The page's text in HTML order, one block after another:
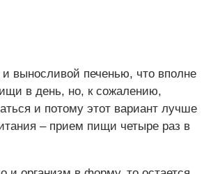
выносливой печенью, что вполне
в день, но, к сожалению,
и потому этот вариант лучше
– прием пищи четыре раз в